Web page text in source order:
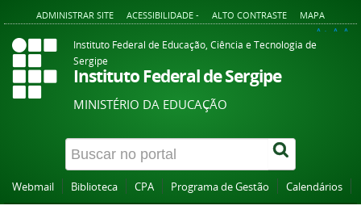
ADMINISTRAR SITE ACESSIBILIDADE - ALTO CONTRASTE MAPA
A+ A A-
Instituto Federal de Educação, Ciência e Tecnologia de
Sergipe
Instituto Federal de Sergipe
MINISTÉRIO DA EDUCAÇÃO
Webmail Biblioteca CPA Programa de Gestão Calendários